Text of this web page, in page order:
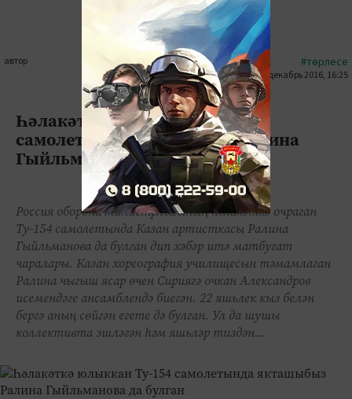
автор #төрлесе
25 декабрь 2016, 16:25
1400
0 0
Һәлакәткә юлыккан Ту-154
самолетында якташыбыз Ралина
Гыйльманова да булган
Россия оборона министрлыгының һәлакәткә очраган
Ту-154 самолетында Казан артисткасы Ралина
Гыйльманова да булган дип хәбәр итә матбугат
чаралары. Казан хореография училищесын тәмамлаган
Ралина чыгыш ясар өчен Сириягә очкан Александров
исемендәге ансамблендә биегән. 22 яшьлек кыз белән
бергә аның сөйгән егете дә булган. Ул да шушы
коллективта эшләгән һәм яшьләр тиздән...